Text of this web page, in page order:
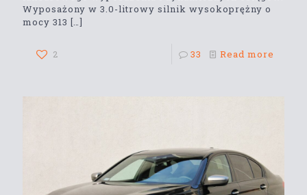
Wyposażony w 3.0-litrowy silnik wysokoprężny o
mocy 313 […]
2 33 Read more